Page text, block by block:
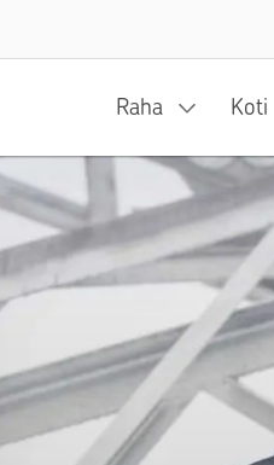
Raha Koti